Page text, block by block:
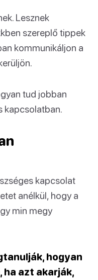
Lesznek
szereplő tippek
kommunikáljon a
tud jobban
kapcsolatban.
kapcsolat
anélkül, hogy a
min megy
hogyan
ha azt akarják,